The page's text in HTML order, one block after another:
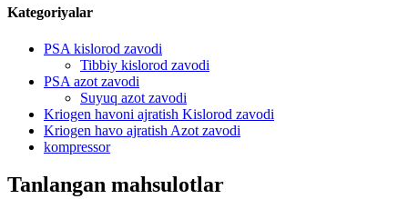
Kategoriyalar
PSA kislorod zavodi
Tibbiy kislorod zavodi
PSA azot zavodi
Suyuq azot zavodi
Kriogen havoni ajratish Kislorod zavodi
Kriogen havo ajratish Azot zavodi
kompressor
Tanlangan mahsulotlar